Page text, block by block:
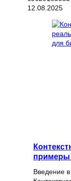
12.08.2025
примеры
Введение